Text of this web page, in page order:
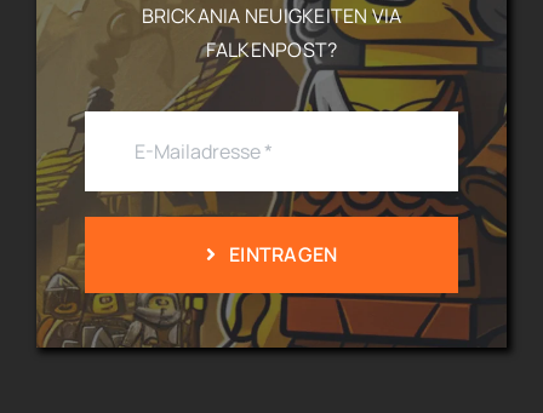
RICKANIA NEUIGKEITEN VIA F
ALKENPOST?
EINTRAGEN